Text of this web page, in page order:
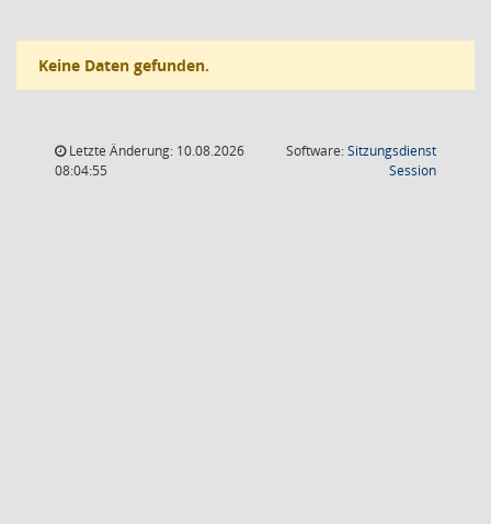
Keine Daten gefunden.
Letzte Änderung: 10.08.2026
08:04:55
Software:Sitzungsdienst
Session(Wird in